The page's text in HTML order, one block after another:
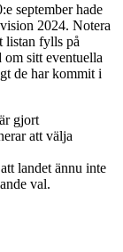
september hade
2024. Notera
listan fylls på
sitt eventuella
de har kommit i
gjort
att välja
landet ännu inte
val.